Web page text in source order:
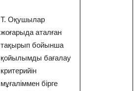
Т. Оқушылар
жоғарыда аталған
тақырып бойынша
қойылымды бағалау
критерийін
мұғаліммен бірге